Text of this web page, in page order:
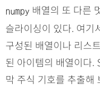
u
s
numpy 배열의 또 다른
슬라이싱이 있다. 여기
구성된 배열이나 리스
된 아이템의 배열이다.
막 주식 기호를 추출해